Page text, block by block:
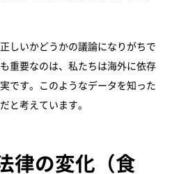
しいかどうかの議論になりがちで
重要なのは、私たちは海外に依存
です。このようなデータを知った
と考えています。
律の変化（食